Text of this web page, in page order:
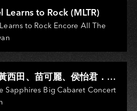
Learns to Rock (MLTR)
to Rock Encore All The
西田、苗可麗、侯怡君．
葉啟田、鳥來嬤-吳
樺、王瑞霞、吳淑敏、施文
Sapphires Big Cabaret Concert